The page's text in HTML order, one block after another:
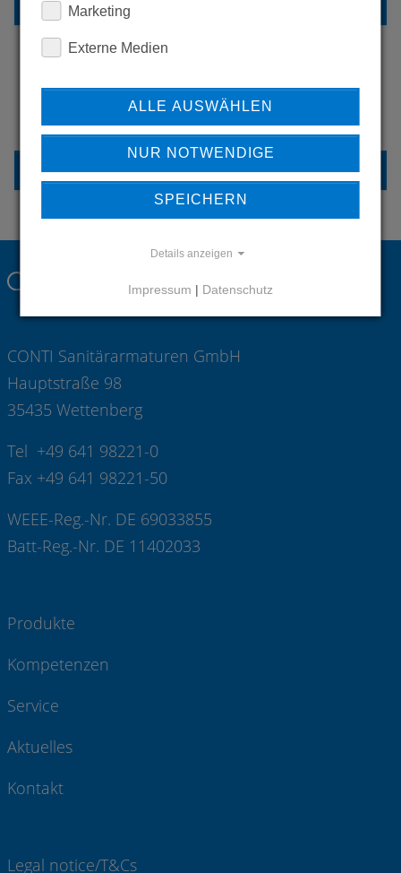
HABEN SIE FRAGEN?
KONTAKTIEREN SIE UNS
KONTAKT
CONTI Sanitärarmaturen GmbH
Hauptstraße 98
35435 Wettenberg
Tel +49 641 98221-0
Fax +49 641 98221-50
WEEE-Reg.-Nr. DE 69033855
Batt-Reg.-Nr. DE 11402033
Produkte
Kompetenzen
Service
Aktuelles
Kontakt
Legal notice/T&Cs
Marketing
Externe Medien
ALLE AUSWÄHLEN
NUR NOTWENDIGE
SPEICHERN
Details anzeigen
Impressum | Datenschutz